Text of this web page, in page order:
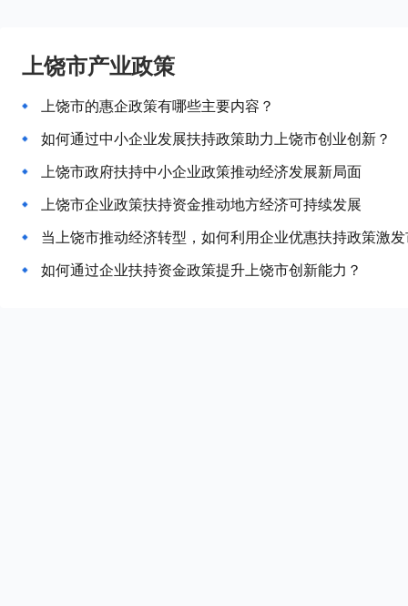
上饶市产业政策
上饶市的惠企政策有哪些主要内容？
如何通过中小企业发展扶持政策助力上饶市创业创新？
上饶市政府扶持中小企业政策推动经济发展新局面
上饶市企业政策扶持资金推动地方经济可持续发展
当上饶市推动经济转型，如何利用企业优惠扶持政策激
如何通过企业扶持资金政策提升上饶市创新能力？